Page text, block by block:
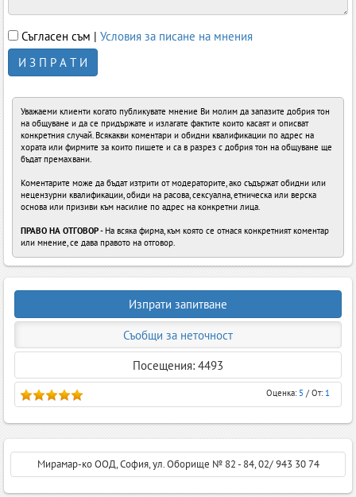
Съгласен съм | Условия за писане на мнения
И З П Р А Т И
Уважаеми клиенти когато публикувате мнение Ви молим да запазите добрия тон
на общуване и да се придържате и излагате фактите които касаят и описват
конкретния случай. Всякакви коментари и обидни квалификации по адрес на
хората или фирмите за които пишете и са в разрез с добрия тон на общуване ще
бъдат премахвани.
Коментарите може да бъдат изтрити от модераторите, ако съдържат обидни или
нецензурни квалификации, обиди на расова, сексуална, етническа или верска
основа или призиви към насилие по адрес на конкретни лица.
ПРАВО НА ОТГОВОР- На всяка фирма, към която се отнася конкретният коментар
или мнение, се дава правото на отговор.
Изпрати запитване
Съобщи за неточност
Посещения: 4493
Оценка: 5 / От: 1
Мирамар-ко ООД, София, ул. Оборище № 82 - 84, 02/ 943 30 74